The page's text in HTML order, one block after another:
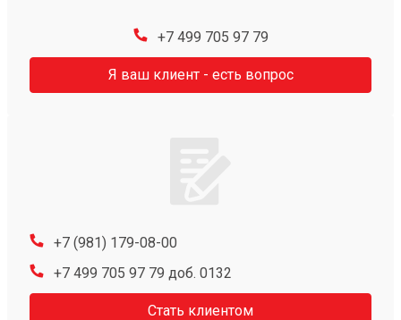
+7 499 705 97 79
Я ваш клиент - есть вопрос
+7 (981) 179-08-00
+7 499 705 97 79 доб. 0132
Стать клиентом